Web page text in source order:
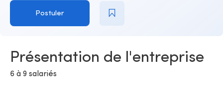
Postuler
Présentation de l'entreprise
6 à 9 salariés